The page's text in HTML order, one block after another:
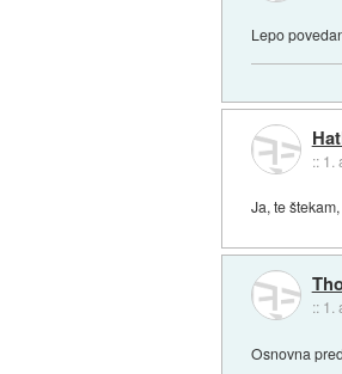
Lepo
:: 1.
Ja, te
:: 1.
Osnovna